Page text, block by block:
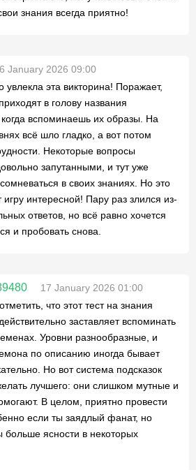
знания всегда приятно!
January 2026 09:00
увлекла эта викторина! Поражает,
в голову названия
вспоминаешь их образы. На
всё шло гладко, а вот потом
Некоторые вопросы
запутанными, и тут уже
в своих знаниях. Но это
интересной! Пару раз злился из-
ответов, но всё равно хочется
и пробовать снова.
17 January 2026 01:00
что этот тест на знания
заставляет вспоминать
Уровни разнообразные, и
по описанию иногда бывает
Но вот система подсказок
лучшего: они слишком мутные и
В целом, приятно провести
если ты заядлый фанат, но
больше ясности в некоторых